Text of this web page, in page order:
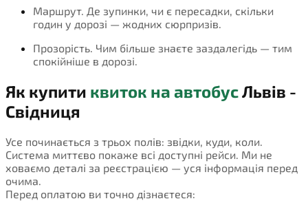
Маршрут. Де зупинки, чи є пересадки, скільки
годин у дорозі — жодних сюрпризів.
Прозорість. Чим більше знаєте заздалегідь — тим
спокійніше в дорозі.
Як купити квиток на автобусЛьвів -
Свідниця
Усе починається з трьох полів: звідки, куди, коли.
Система миттєво покаже всі доступні рейси. Ми не
ховаємо деталі за реєстрацією — уся інформація перед
очима.
Перед оплатою ви точно дізнаєтеся: